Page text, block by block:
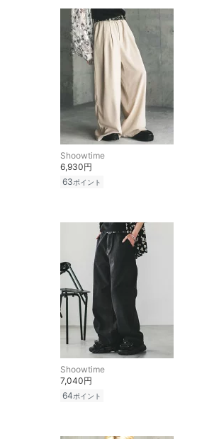
Shoowtime
6,930円
63ポイント
Shoowtime
7,040円
64ポイント